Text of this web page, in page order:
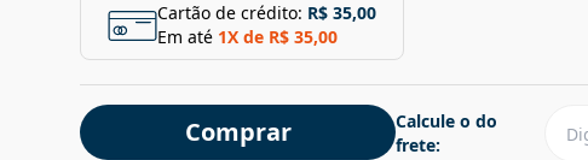
Cartão de crédito: R$ 35,00
Em até 1X de R$ 35,00
Comprar
Calcule o do
frete: